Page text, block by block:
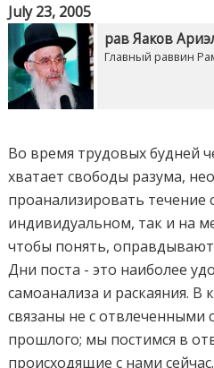
July 23, 2005
рав Яаков
Главный раввин
Во время трудовых будней
хватает свободы разума,
проанализировать течение
индивидуальном, так и на
чтобы понять, оправдывают
Дни поста - это наиболее
самоанализа и раскаяния.
связаны не с отвлеченными
прошлого; мы постимся в
происходящие с нами